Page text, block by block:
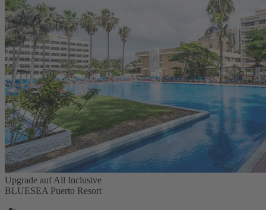
Upgrade auf All Inclusive
BLUESEA Puerto Resort